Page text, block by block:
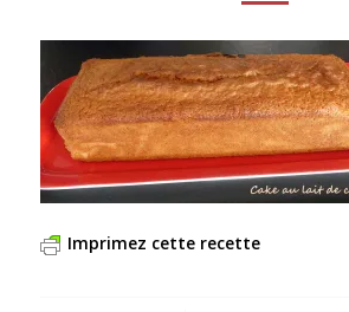
Imprimez cette recette